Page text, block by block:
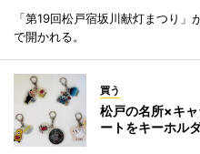
「第19回松戸宿坂川献灯まつり
で開かれる。
買う
松戸の名所×キ
ートをキーホル